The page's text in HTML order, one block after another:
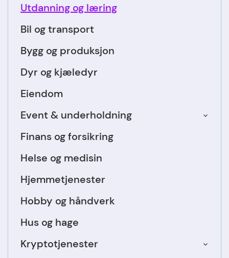
Bil og transport
Bygg og produksjon
Dyr og kjæledyr
Eiendom
Event & underholdning
Finans og forsikring
Helse og medisin
Hjemmetjenester
Hobby og håndverk
Hus og hage
Kryptotjenester
Utdanning og læring